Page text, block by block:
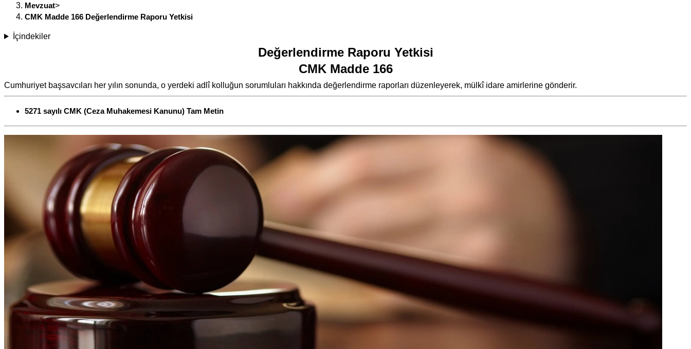
Mevzuat>
CMK Madde 166 Değerlendirme Raporu Yetkisi
İçindekiler
Değerlendirme Raporu Yetkisi
CMK Madde 166
Cumhuriyet başsavcıları her yılın sonunda, o yerdeki adlî kolluğun sorumluları hakkında değerlendirme raporları düzenleyerek, mülkî idare amirlerine gönderir.
5271 sayılı CMK (Ceza Muhakemesi Kanunu) Tam Metin